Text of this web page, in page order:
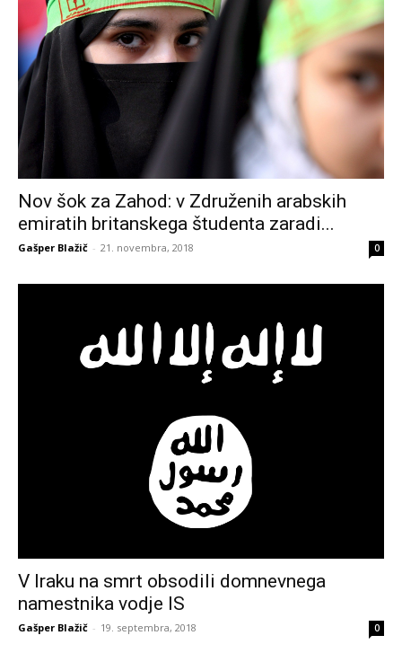
Nov šok za Zahod: v Združenih arabskih
emiratih britanskega študenta zaradi...
Gašper Blažič - 21. novembra, 2018 0
V Iraku na smrt obsodili domnevnega
namestnika vodje IS
Gašper Blažič - 19. septembra, 2018 0